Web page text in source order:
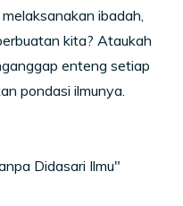
ibadah,
kita? Ataukah
enteng setiap
pondasi ilmunya.
Didasari Ilmu"